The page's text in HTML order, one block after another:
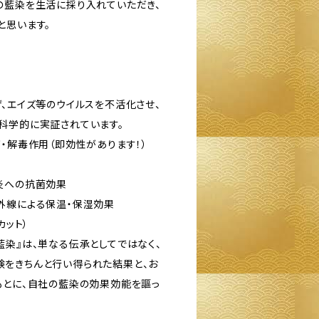
染を生活に採り入れていただき、
います。
エイズ等のウイルスを不活化させ、
学的に実証されています。
解毒作用（即効性があります！）
への抗菌効果
線による保温・保湿効果
ト）
』は、単なる伝承としてではなく、
きちんと行い得られた結果と、お
に、自社の藍染の効果効能を謳っ